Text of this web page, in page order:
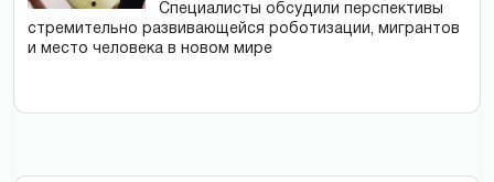
Специалисты обсудили перспективы
стремительно развивающейся роботизации, мигрантов
и место человека в новом мире